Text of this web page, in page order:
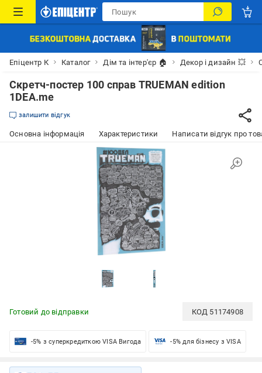
Епіцентр К Каталог Дім та інтер'єр 🏠 Декор і дизайн 💥
Скретч-постер 100 справ TRUEMAN edition
1DEA.me
залишити відгук
Основна інформація Характеристики Написати відгук про
Готовий до відправки КОД 51174908
-5% з суперкредиткою VISA Вигода -5% для бізнесу з VISA